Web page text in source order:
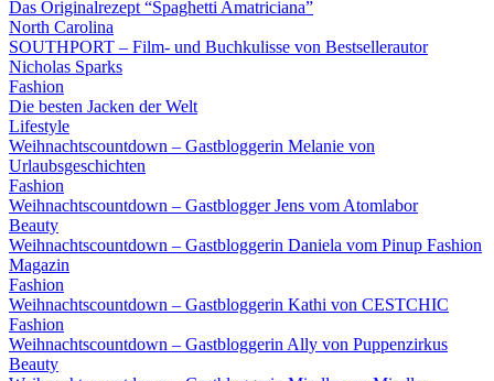
Das Originalrezept “Spaghetti Amatriciana”
North Carolina
SOUTHPORT – Film- und Buchkulisse von Bestsellerautor
Nicholas Sparks
Fashion
Die besten Jacken der Welt
Lifestyle
Weihnachtscountdown – Gastbloggerin Melanie von
Urlaubsgeschichten
Fashion
Weihnachtscountdown – Gastblogger Jens vom Atomlabor
Beauty
Weihnachtscountdown – Gastbloggerin Daniela vom Pinup Fashion
Magazin
Fashion
Weihnachtscountdown – Gastbloggerin Kathi von CESTCHIC
Fashion
Weihnachtscountdown – Gastbloggerin Ally von Puppenzirkus
Beauty